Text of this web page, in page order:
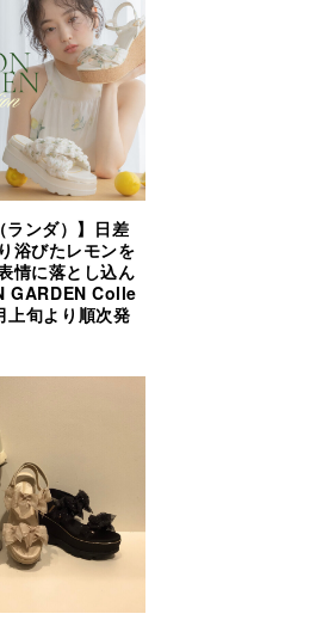
ランダ）】日差
浴びたレモンを
情に落とし込ん
GARDEN Colle
旬より順次発